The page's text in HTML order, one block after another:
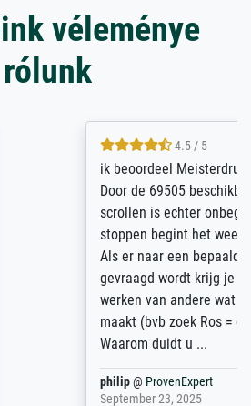
véleménye
rólunk
zeer positief.
beschikbare kunstenaars
onbegonnen werk (na
het weer van voor af aan).
bepaalde kunstenaar
krijg je ook een aantal
wat het onoverzichtelijk
Ros = ook Rops, Rose etc).